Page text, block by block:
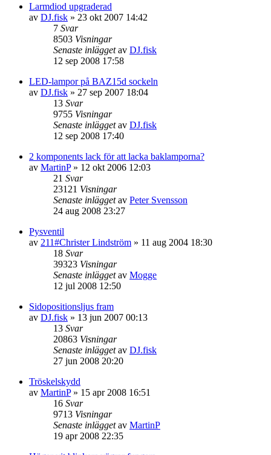
Larmdiod upgraderad
av DJ.fisk » 23 okt 2007 14:42
7 Svar
8503 Visningar
Senaste inläggetav DJ.fisk
12 sep 2008 17:58
LED-lampor på BAZ15d sockeln
av DJ.fisk » 27 sep 2007 18:04
13 Svar
9755 Visningar
Senaste inläggetav DJ.fisk
12 sep 2008 17:40
2 komponents lack för att lacka baklamporna?
av MartinP» 12 okt 2006 12:03
21 Svar
23121 Visningar
Senaste inläggetav Peter Svensson
24 aug 2008 23:27
Pysventil
av 211#Christer Lindström » 11 aug 2004 18:30
18 Svar
39323 Visningar
Senaste inläggetav Mogge
12 jul 2008 12:50
Sidopositionsljus fram
av DJ.fisk » 13 jun 2007 00:13
13 Svar
20863 Visningar
Senaste inläggetav DJ.fisk
27 jun 2008 20:20
Tröskelskydd
av MartinP» 15 apr 2008 16:51
16 Svar
9713 Visningar
Senaste inläggetav MartinP
19 apr 2008 22:35